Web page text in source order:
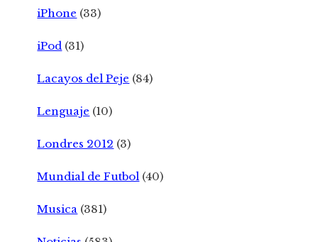
iPhone (33)
iPod (31)
Lacayos del Peje (84)
Lenguaje (10)
Londres 2012 (3)
Mundial de Futbol (40)
Musica (381)